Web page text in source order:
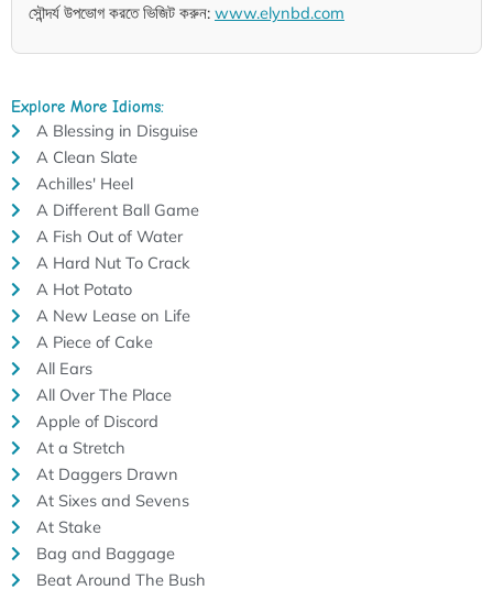
সৌন্দর্য উপভোগ করতে ভিজিট করুন: www.elynbd.com
Explore More Idioms:
A Blessing in Disguise
A Clean Slate
Achilles' Heel
A Different Ball Game
A Fish Out of Water
A Hard Nut To Crack
A Hot Potato
A New Lease on Life
A Piece of Cake
All Ears
All Over The Place
Apple of Discord
At a Stretch
At Daggers Drawn
At Sixes and Sevens
At Stake
Bag and Baggage
Beat Around The Bush